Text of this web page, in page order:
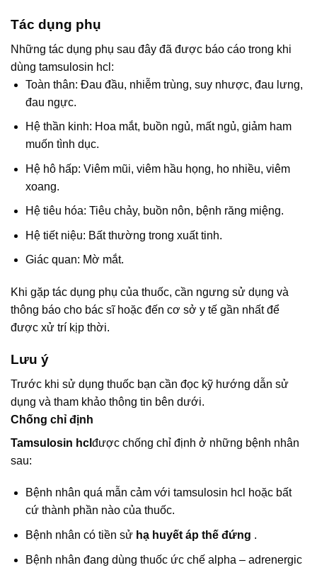
Tác dụng phụ
Những tác dụng phụ sau đây đã được báo cáo trong khi
dùng tamsulosin hcl:
Toàn thân: Đau đầu, nhiễm trùng, suy nhược, đau lưng,
đau ngực.
Hệ thần kinh: Hoa mắt, buồn ngủ, mất ngủ, giảm ham
muốn tình dục.
Hệ hô hấp: Viêm mũi, viêm hầu họng, ho nhiều, viêm
xoang.
Hệ tiêu hóa: Tiêu chảy, buồn nôn, bệnh răng miệng.
Hệ tiết niệu: Bất thường trong xuất tinh.
Giác quan: Mờ mắt.
Khi gặp tác dụng phụ của thuốc, cần ngưng sử dụng và
thông báo cho bác sĩ hoặc đến cơ sở y tế gần nhất để
được xử trí kịp thời.
Lưu ý
Trước khi sử dụng thuốc bạn cần đọc kỹ hướng dẫn sử
dụng và tham khảo thông tin bên dưới.
Chống chỉ định
Tamsulosin hcl được chống chỉ định ở những bệnh nhân
sau:
Bệnh nhân quá mẫn cảm với tamsulosin hcl hoặc bất
cứ thành phần nào của thuốc.
Bệnh nhân có tiền sửhạ huyết áp thế đứng .
Bệnh nhân đang dùng thuốc ức chế alpha – adrenergic